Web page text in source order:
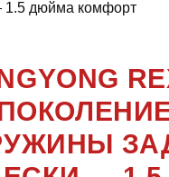
1.5 дюйма комфорт